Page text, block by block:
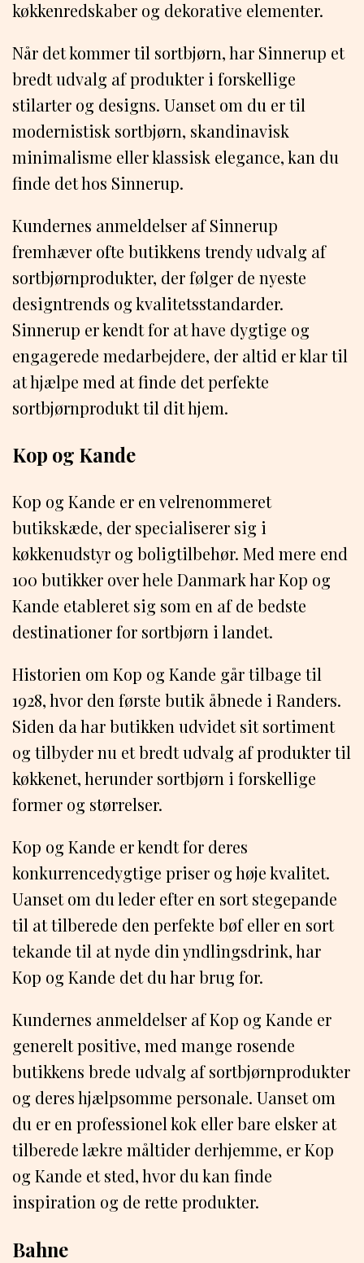
køkkenredskaber og dekorative elementer.
Når det kommer til sortbjørn, har Sinnerup et
bredt udvalg af produkter i forskellige
stilarter og designs. Uanset om du er til
modernistisk sortbjørn, skandinavisk
minimalisme eller klassisk elegance, kan du
finde det hos Sinnerup.
Kundernes anmeldelser af Sinnerup
fremhæver ofte butikkens trendy udvalg af
sortbjørnprodukter, der følger de nyeste
designtrends og kvalitetsstandarder.
Sinnerup er kendt for at have dygtige og
engagerede medarbejdere, der altid er klar til
at hjælpe med at finde det perfekte
sortbjørnprodukt til dit hjem.
Kop og Kande
Kop og Kande er en velrenommeret
butikskæde, der specialiserer sig i
køkkenudstyr og boligtilbehør. Med mere end
100 butikker over hele Danmark har Kop og
Kande etableret sig som en af ​​de bedste
destinationer for sortbjørn i landet.
Historien om Kop og Kande går tilbage til
1928, hvor den første butik åbnede i Randers.
Siden da har butikken udvidet sit sortiment
og tilbyder nu et bredt udvalg af produkter til
køkkenet, herunder sortbjørn i forskellige
former og størrelser.
Kop og Kande er kendt for deres
konkurrencedygtige priser og høje kvalitet.
Uanset om du leder efter en sort stegepande
til at tilberede den perfekte bøf eller en sort
tekande til at nyde din yndlingsdrink, har
Kop og Kande det du har brug for.
Kundernes anmeldelser af Kop og Kande er
generelt positive, med mange rosende
butikkens brede udvalg af sortbjørnprodukter
og deres hjælpsomme personale. Uanset om
du er en professionel kok eller bare elsker at
tilberede lækre måltider derhjemme, er Kop
og Kande et sted, hvor du kan finde
inspiration og de rette produkter.
Bahne